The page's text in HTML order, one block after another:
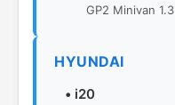
GP2 Minivan 1.3
HYUNDAI
• i20